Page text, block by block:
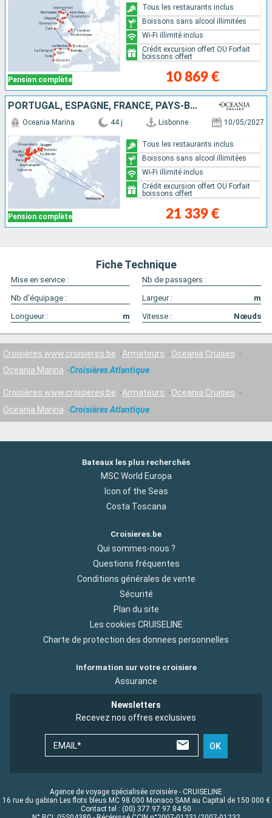
Pension complète 10 869 €
Tous les restaurants inclus
Boissons sans alcool illimitées
Wi-Fi illimité inclus
Crédit excursion offert OU Forfait
boissons offert
PORTUGAL, ESPAGNE, FRANCE, PAYS-BAS, ALLEMAGNE, BELGIQUE, AUSTRALIE, IRLANDE, ROYAUME-UNI, DANEMARK, FINLANDE, ESTONIE, LETTONIE, SUÈDE
Pension complète
Oceania Marina 44 j Lisbonne 10/05/2027
21 339 €
Tous les restaurants inclus
Boissons sans alcool illimitées
Wi-Fi illimité inclus
Crédit excursion offert OU Forfait
boissons offert
Fiche Technique
Mise en service :
Nb de passagers :
Nb d'équipage :
Largeur :
m
Longueur :
m Vitesse : Nœuds
Croisières www.croisieres.be Armateurs
Oceania Cruises
Oceania Marina
Croisières Atlantique
Croisières www.croisieres.be Armateurs
Oceania Cruises
Oceania Marina
Croisières Atlantique
Bateaux les plus recherchés
MSC World Europa
Icon of the Seas
Costa Toscana
Croisieres.be
Qui sommes-nous ?
Questions fréquentes
Conditions générales de vente
Sécurité
Plan du site
Les cookies CRUISELINE
Charte de protection des donnees personnelles
Information sur votre croisiere
Assurance
Newsletters
Recevez nos offres exclusives
EMAIL* OK
Agence de voyage spécialisée croisière - CRUISELINE
16 rue du gabian Les flots bleus MC 98 000 Monaco SAM au Capital de 150 000 €
Contact tel : (00) 377 97 97 84 50